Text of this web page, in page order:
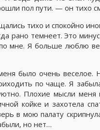
пол пути. — он тихо
тихо и спокойно
рано темнеет. Это
мне. Я больше люблю
было очень
по чаще. Я
Плохие мысли меня
койке и захотела
в мою палату
но нет…